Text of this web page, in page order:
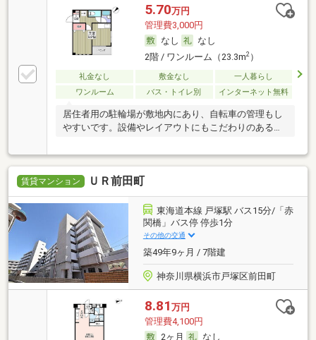
5.70万円
管理費3,000円
なし
なし
2階 / ワンルーム（23.3m2）
礼金なし 敷金なし
一人暮らし
ワンルーム
バス・トイレ別 インターネット無料
居住者用の駐輪場が敷地内にあり、自転車の管理もし
やすいです。設備やレイアウトにもこだわりのあるマ
賃貸マンション ＵＲ前田町
東海道本線 戸塚駅 バス15分/「赤
関橋」バス停 停歩1分
その他の交通
築49年9ヶ月 / 7階建
神奈川県横浜市戸塚区前田町
8.81 万円
管理費4,100円
2ヶ月
なし